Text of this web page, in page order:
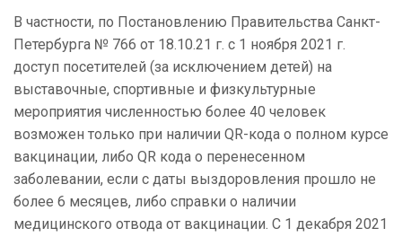
В частности, по Постановлению Правительства Санкт-
Петербурга № 766 от 18.10.21 г. с 1 ноября 2021 г.
доступ посетителей (за исключением детей) на
выставочные, спортивные и физкультурные
мероприятия численностью более 40 человек
возможен только при наличии QR-кода о полном курсе
вакцинации, либо QR кода о перенесенном
заболевании, если с даты выздоровления прошло не
более 6 месяцев, либо справки о наличии
медицинского отвода от вакцинации. С 1 декабря 2021